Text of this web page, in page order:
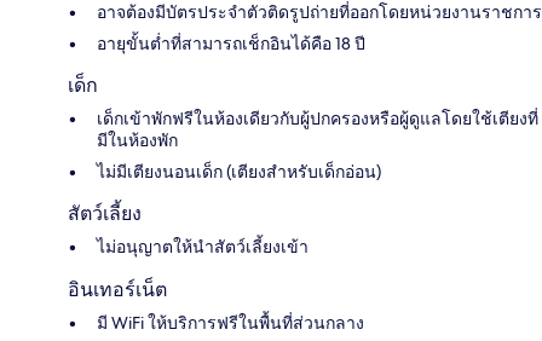
อาจต้องมีบัตรประจำตัวติดรูปถ่ายที่ออกโดยหน่วยงานราชการ
อายุขั้นต่ำที่สามารถเช็กอินได้คือ 18 ปี
เด็ก
เด็กเข้าพักฟรีในห้องเดียวกับผู้ปกครองหรือผู้ดูแลโดยใช้เตียงที่
มีในห้องพัก
ไม่มีเตียงนอนเด็ก (เตียงสำหรับเด็กอ่อน)
สัตว์เลี้ยง
ไม่อนุญาตให้นำสัตว์เลี้ยงเข้า
อินเทอร์เน็ต
มี WiFi ให้บริการฟรีในพื้นที่ส่วนกลาง